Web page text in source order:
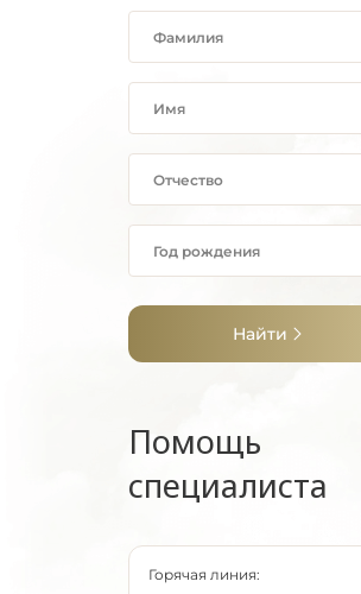
Найти
Помощь
специалиста
Горячая линия: